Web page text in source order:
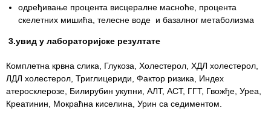
одређивање процента висцералне масноће, процента
скелетних мишића, телесне воде и базалног метаболизма
3.увид у лабораторијске резултате
Комплетна крвна слика, Глукоза, Холестерол, ХДЛ холестерол,
ЛДЛ холестерол, Триглицериди, Фактор ризика, Индеx
атеросклерозе, Билирубин укупни, АЛТ, АСТ, ГГТ, Гвожђе, Уреа,
Креатинин, Мокраћна киселина, Урин са седиментом.
Служба за
унапређење
и очување
медицинску
дијагностику